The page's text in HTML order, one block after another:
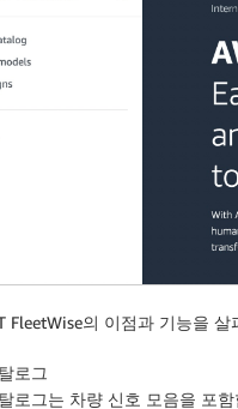
FleetWise의 이점과 기능을 살
로그
로그는 차량 신호 모음을 포